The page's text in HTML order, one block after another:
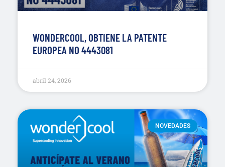
WONDERCOOL, OBTIENE LA PATENTE
EUROPEA NO 4443081
abril 24, 2026
NOVEDADES